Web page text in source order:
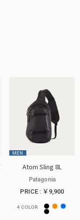
MEN
Atom Sling 8L
Patagonia
PRICE : ￥9,900
4 COLOR